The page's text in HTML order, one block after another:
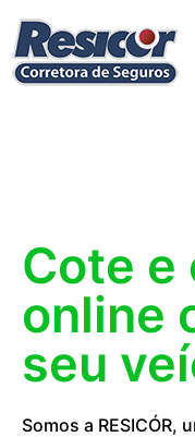
Cote
online
seu
Somos a RESICÓR,